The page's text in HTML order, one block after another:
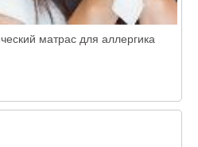
матрас для аллергика